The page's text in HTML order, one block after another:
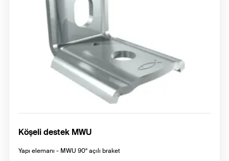
Köşeli destek MWU
Yapı elemanı - MWU 90° açılı braket